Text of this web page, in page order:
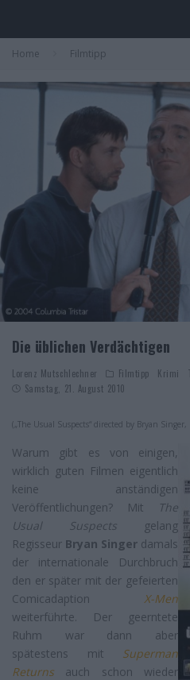
Home Filmtipp
Die üblichen Verdächtigen
Lorenz Mutschlechner Filmtipp Krimi
Samstag, 21. August 2010
(„The Usual Suspects“ directed by Bryan Singer,
Warum gibt es von einigen,
wirklich guten Filmen eigentlich
keine anständigen
Veröffentlichungen? Mit
The
Usual Suspects
gelang
Regisseur Bryan Singer damals
der internationale Durchbruch
den er später mit der gefeierten
Comicadaption X-Men
weiterführte. Der geerntete
Ruhm war dann aber
spätestens mit
Superman
Returns auch schon wieder